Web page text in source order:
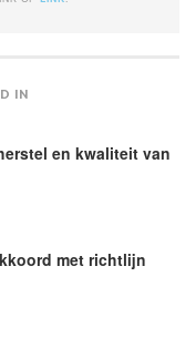
IN
en kwaliteit van
met richtlijn